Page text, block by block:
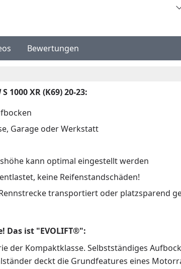
Bewertungen
XR (K69) 20-23:
Garage oder Werkstatt
kann optimal eingestellt werden
keine Reifenstandschäden!
transportiert oder platzsparend
Das ist "EVOLIFT®":
Kompaktklasse. Selbstständiges
deckt die Grundfeatures eines